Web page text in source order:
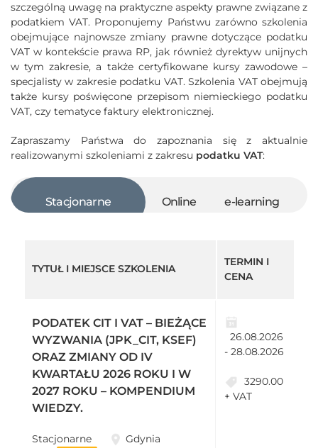
szczególną uwagę na praktyczne aspekty prawne związane z
podatkiem VAT. Proponujemy Państwu zarówno szkolenia
obejmujące najnowsze zmiany prawne dotyczące podatku
VAT w kontekście prawa RP, jak również dyrektyw unijnych
w tym zakresie, a także certyfikowane kursy zawodowe –
specjalisty w zakresie podatku VAT. Szkolenia VAT obejmują
także kursy poświęcone przepisom niemieckiego podatku
VAT, czy tematyce faktury elektronicznej.
Zapraszamy Państwa do zapoznania się z aktualnie
realizowanymi szkoleniami z zakresu podatku VAT:
Stacjonarne Online e-learning
TYTUŁ I MIEJSCE SZKOLENIA
TERMIN I
CENA
PODATEK CIT I VAT – BIEŻĄCE
WYZWANIA (JPK_CIT, KSEF)
ORAZ ZMIANY OD IV
KWARTAŁU 2026 ROKU I W
2027 ROKU – KOMPENDIUM
WIEDZY.
Stacjonarne Gdynia
26.08.2026
- 28.08.2026
3290.00
+ VAT